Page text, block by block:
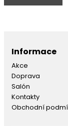
Informace
Akce
Doprava
Salón
Kontakty
Obchodní